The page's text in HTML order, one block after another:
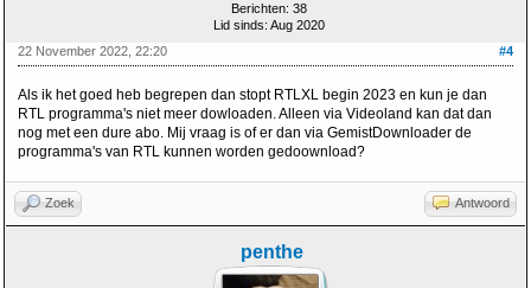
Berichten: 38
Lid sinds: Aug 2020
#4
22 November 2022, 22:20
Als ik het goed heb begrepen dan stopt RTLXL begin 2023 en kun je dan
RTL programma's niet meer dowloaden. Alleen via Videoland kan dat dan
nog met een dure abo. Mij vraag is of er dan via GemistDownloader de
programma's van RTL kunnen worden gedoownload?
Zoek Antwoord
penthe